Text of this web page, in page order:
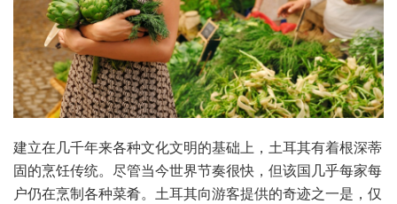
建立在几千年来各种文化文明的基础上，土耳其有着根深蒂
固的烹饪传统。尽管当今世界节奏很快，但该国几乎每家每
户仍在烹制各种菜肴。土耳其向游客提供的奇迹之一是，仅